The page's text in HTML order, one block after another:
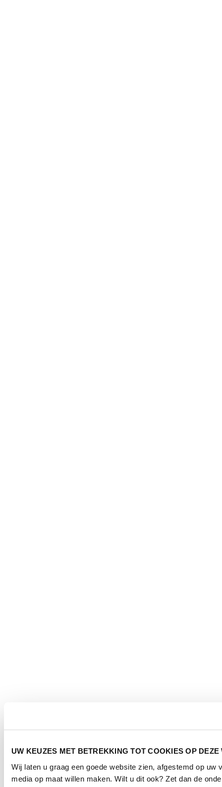
UW KEUZES MET BETREKKING TOT COOKIES OP DEZE
Wij laten u graag een goede website zien, afgestemd op
media op maat willen maken. Wilt u dit ook? Zet dan de